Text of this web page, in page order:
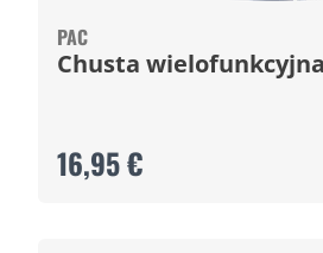
PAC
Chusta
16,95 €